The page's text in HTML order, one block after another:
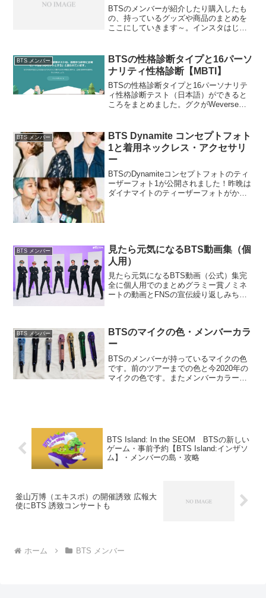
BTSのメンバーが紹介したり購入したも
の、持っているグッズや商品のまとめを
ここにしていきます～。インスタはじめ
（セウカンブラック）2022年1月4日ホビ
インス...
BTS メンバー
BTSの性格診断タイプと16パーソ
ナリティ性格診断【MBTI】
BTSの性格診断タイプと16パーソナリテ
ィ性格診断テスト（日本語）ができると
ころをまとめました。グクがWeverseで
MBTIともいいます。日本語の性格診断テ
ストはコチ...
BTS メンバー
BTS Dynamite コンセプトフォト
1と着用ネックレス・アクセサリ
ー
BTSのDynamiteコンセプトフォトのティ
ーザーフォト1が公開されました！昨晩は
ダイナマイトのティーザーフォトがかっ
BTS メンバー
見たら元気になるBTS動画集（個
人用）
見たら元気になるBTS動画（公式）集完
全に個人用でのまとめグラミー賞ノミネ
ートの動画とFNSの宣伝繰り返しみちゃ
去のも出会...
BTS メンバー
BTSのマイクの色・メンバーカラ
ー
BTSのメンバーが持っているマイクの色
です。前のツアーまでの色と今2020年の
マイクの色です。またメンバーカラーは
BTS Island: In the SEOM BTSの新しい
ゲーム・事前予約【BTS Island:インザソ
ム】・メンバーの島・攻略
釜山万博（エキスポ）の開催誘致 広報大
使にBTS 誘致コンサートも
ホーム BTS メンバー